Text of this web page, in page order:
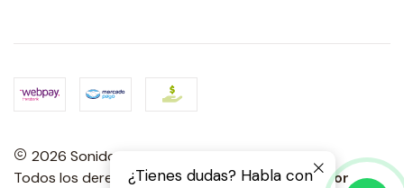
2026 Sonidos Porteños.
Todos los derechos reservados.Desarrollado por
¿Tienes dudas? Habla con